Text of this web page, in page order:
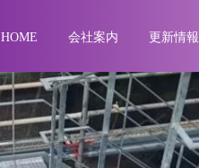
HOME 会社案内 更新情報